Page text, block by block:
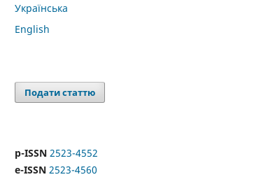
Українська
English
Подати статтю
p-ISSN 2523-4552
e-ISSN 2523-4560